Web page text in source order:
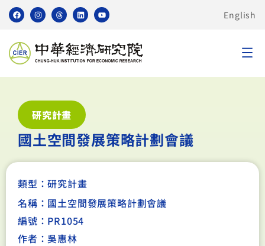
English
研究計畫
國土空間發展策略計劃會議
類型：研究計畫
名稱：國土空間發展策略計劃會議
編號：PR1054
作者：吳惠林